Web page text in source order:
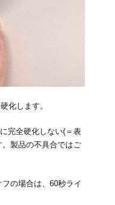
化します。
完全硬化しない(＝表
製品の不具合ではご
の場合は、60秒ライ